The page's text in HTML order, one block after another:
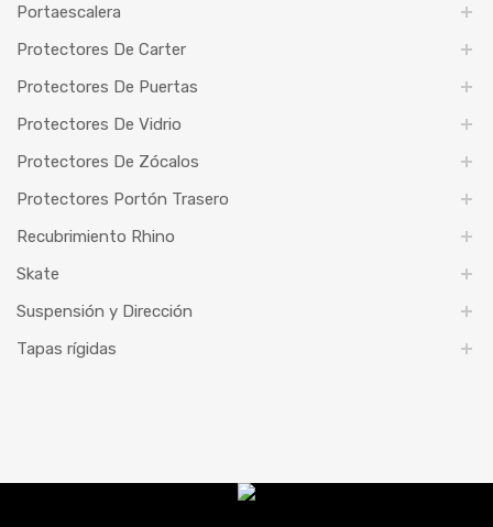
Portaescalera
Protectores De Carter
Protectores De Puertas
Protectores De Vidrio
Protectores De Zócalos
Protectores Portón Trasero
Recubrimiento Rhino
Skate
Suspensión y Dirección
Tapas rígidas